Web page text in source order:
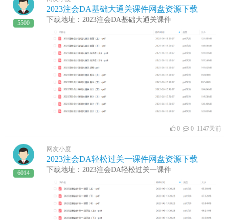
5500
2023注会DA基础大通关课件网盘资源下载
下载地址：2023注会DA基础大通关课件
0 0 1147天前
6014
网友小度
2023注会DA轻松过关一课件网盘资源下载
下载地址：2023注会DA轻松过关一课件